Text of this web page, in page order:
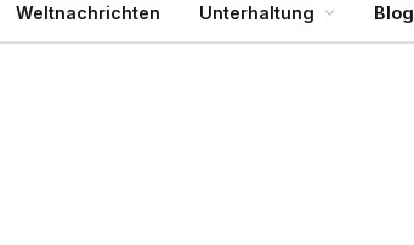
Weltnachrichten Unterhaltung Blog